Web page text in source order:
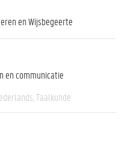
en Wijsbegeerte
en communicatie
Taalkunde